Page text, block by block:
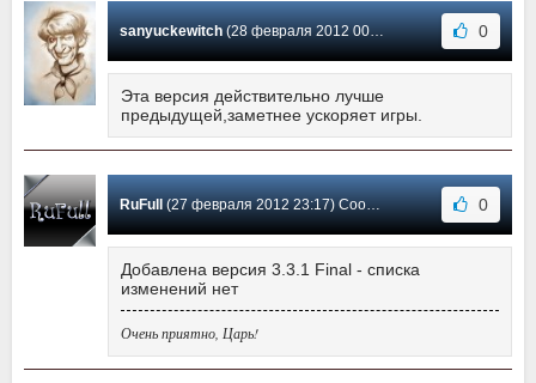
sanyuckewitch(28 февраля 2012 00:07) Сообщение #3 0
Эта версия действительно лучше
предыдущей,заметнее ускоряет игры.
RuFull(27 февраля 2012 23:17) Сообщение #2 0
Добавлена версия 3.3.1 Final - списка
изменений нет
Очень приятно, Царь!